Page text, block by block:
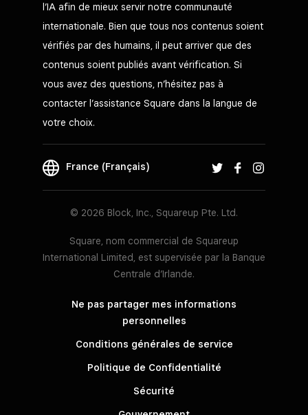
l’IA afin de mieux servir notre communauté
internationale. Bien que tous nos contenus soient
vérifiés par des humains, il peut arriver que des
contenus soient publiés avant vérification. Si
vous avez des questions, n’hésitez pas à
contacter l’assistance Square dans la langue de
votre choix.
France (Français)
© 2026 Block, Inc., Squareup Pte. Ltd.
Square, nom commercial de Squareup
International Limited, est supervisée par la Banque
Centrale d’Irlande.
Ne pas partager mes informations
personnelles
Conditions générales de service
Politique de Confidentialité
Sécurité